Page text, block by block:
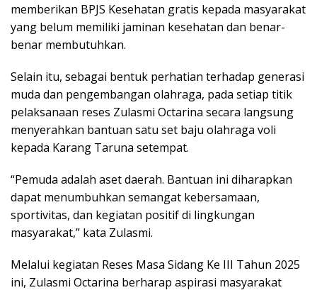
memberikan BPJS Kesehatan gratis kepada masyarakat
yang belum memiliki jaminan kesehatan dan benar-
benar membutuhkan.
Selain itu, sebagai bentuk perhatian terhadap generasi
muda dan pengembangan olahraga, pada setiap titik
pelaksanaan reses Zulasmi Octarina secara langsung
menyerahkan bantuan satu set baju olahraga voli
kepada Karang Taruna setempat.
“Pemuda adalah aset daerah. Bantuan ini diharapkan
dapat menumbuhkan semangat kebersamaan,
sportivitas, dan kegiatan positif di lingkungan
masyarakat,” kata Zulasmi.
Melalui kegiatan Reses Masa Sidang Ke III Tahun 2025
ini, Zulasmi Octarina berharap aspirasi masyarakat